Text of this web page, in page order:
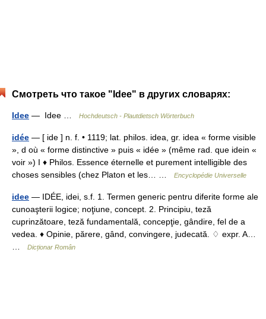
Смотреть что такое "Idee" в других словарях:
Idee — Idee … Hochdeutsch - Plautdietsch Wörterbuch
idée — [ ide ] n. f. • 1119; lat. philos. idea, gr. idea « forme visible
», d où « forme distinctive » puis « idée » (même rad. que idein «
voir ») I ♦ Philos. Essence éternelle et purement intelligible des
choses sensibles (chez Platon et les… …
Encyclopédie Universelle
idee — IDÉE, idei, s.f. 1. Termen generic pentru diferite forme ale
cunoaşterii logice; noţiune, concept. 2. Principiu, teză
cuprinzătoare, teză fundamentală, concepţie, gândire, fel de a
vedea. ♦ Opinie, părere, gând, convingere, judecată. ♢ expr. A…
Dicționar Român